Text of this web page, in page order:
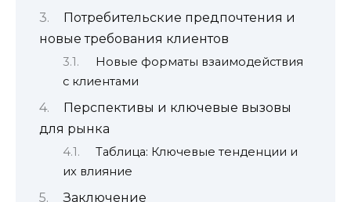
Потребительские предпочтения и
новые требования клиентов
Новые форматы взаимодействия
с клиентами
Перспективы и ключевые вызовы
для рынка
Таблица: Ключевые тенденции и
их влияние
Заключение